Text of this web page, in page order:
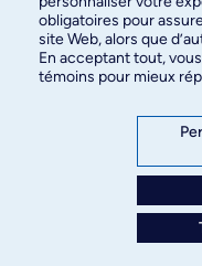
des relations
3744, rue Jean-Brillant,
Montréal (Québec) H3T
obligatoires pour
site Web, alors que
En acceptant tout,
témoins pour mieux